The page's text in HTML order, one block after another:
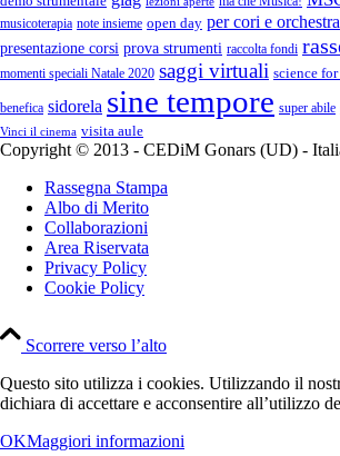
musicoterapia note insieme open day per cori e orchestra
presentazione corsi prova strumenti raccolta fondi
momenti speciali Natale 2020 saggi virtuali science
benefica sidorela sine tempore super abile
Vinci il cinema visita aule
Copyright © 2013 - CEDiM Gonars (UD) -
Rassegna Stampa
Albo di Merito
Collaborazioni
Area Riservata
Privacy Policy
Cookie Policy
Scorrere verso l’alto
Questo sito utilizza i cookies. Utilizzando il
dichiara di accettare e acconsentire all’utilizzo
OKMaggiori informazioni